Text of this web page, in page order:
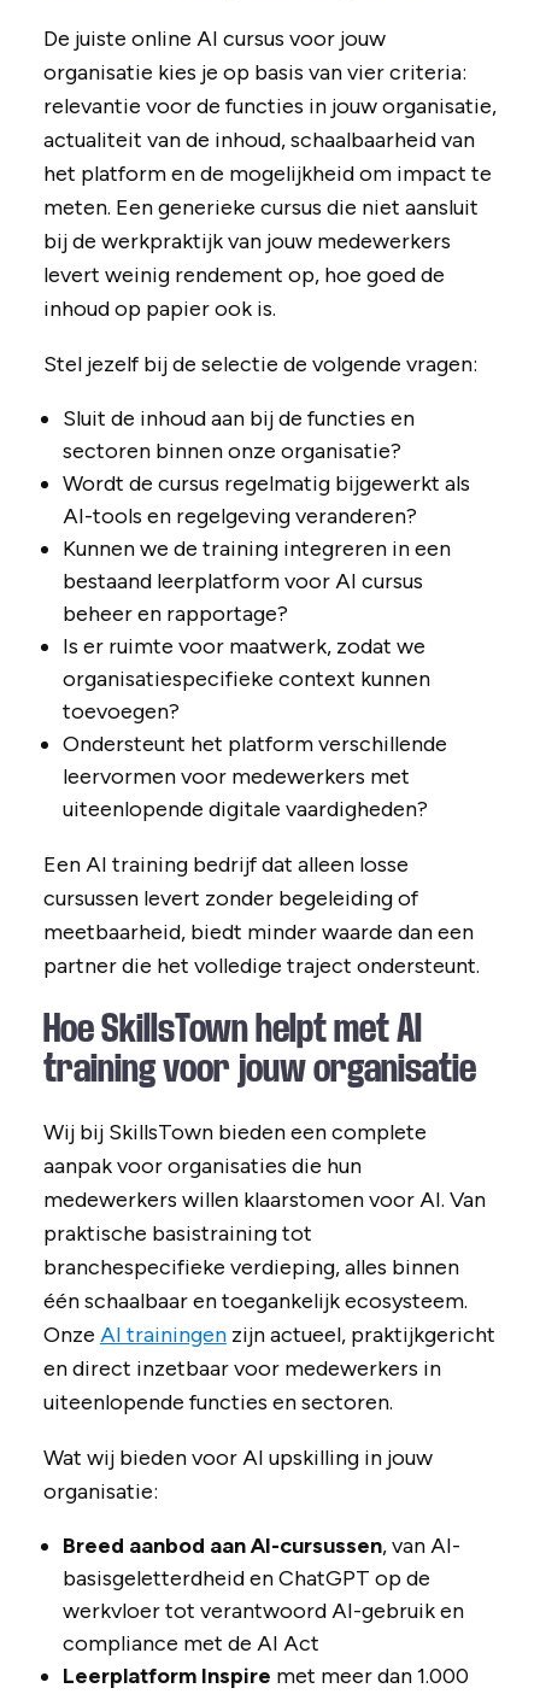
De juiste online AI cursus voor jouw
organisatie kies je op basis van vier criteria:
relevantie voor de functies in jouw organisatie,
actualiteit van de inhoud, schaalbaarheid van
het platform en de mogelijkheid om impact te
meten. Een generieke cursus die niet aansluit
bij de werkpraktijk van jouw medewerkers
levert weinig rendement op, hoe goed de
inhoud op papier ook is.
Stel jezelf bij de selectie de volgende vragen:
Sluit de inhoud aan bij de functies en
sectoren binnen onze organisatie?
Wordt de cursus regelmatig bijgewerkt als
AI-tools en regelgeving veranderen?
Kunnen we de training integreren in een
bestaand leerplatform voor AI cursus
beheer en rapportage?
Is er ruimte voor maatwerk, zodat we
organisatiespecifieke context kunnen
toevoegen?
Ondersteunt het platform verschillende
leervormen voor medewerkers met
uiteenlopende digitale vaardigheden?
Een AI training bedrijf dat alleen losse
cursussen levert zonder begeleiding of
meetbaarheid, biedt minder waarde dan een
partner die het volledige traject ondersteunt.
Hoe SkillsTown helpt met AI
training voor jouw organisatie
Wij bij SkillsTown bieden een complete
aanpak voor organisaties die hun
medewerkers willen klaarstomen voor AI. Van
praktische basistraining tot
branchespecifieke verdieping, alles binnen
één schaalbaar en toegankelijk ecosysteem.
Onze AI trainingenzijn actueel, praktijkgericht
en direct inzetbaar voor medewerkers in
uiteenlopende functies en sectoren.
Wat wij bieden voor AI upskilling in jouw
organisatie:
Breed aanbod aan AI-cursussen, van AI-
basisgeletterdheid en ChatGPT op de
werkvloer tot verantwoord AI-gebruik en
compliance met de AI Act
Leerplatform Inspire met meer dan 1.000